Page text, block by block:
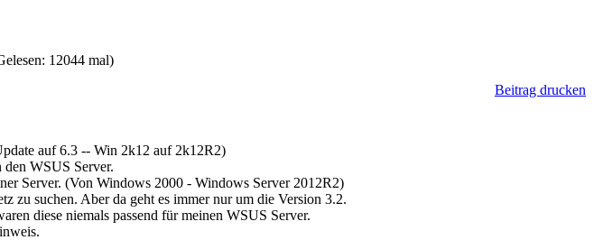
12044 mal)
Beitrag drucken
auf 6.3 -- Win 2k12 auf 2k12R2)
WSUS Server.
Server. (Von Windows 2000 - Windows Server 2012R2)
zu suchen. Aber da geht es immer nur um die Version 3.2.
diese niemals passend für meinen WSUS Server.